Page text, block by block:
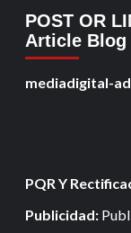
POST OR
Article Blog
mediadigital-
PQR Y
Publicidad: